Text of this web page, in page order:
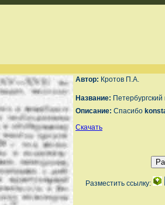
Автор: Кротов П.А.
Название: Петербургский
Описание: Спасибо
Скачать
Разместить ссылку: